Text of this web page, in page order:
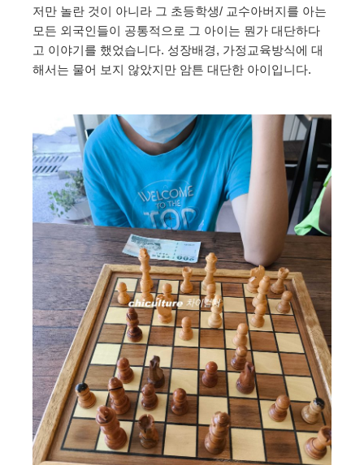
저만 놀란 것이 아니라 그 초등학생/ 교수아버지를 아는
모든 외국인들이 공통적으로 그 아이는 뭔가 대단하다
고 이야기를 했었습니다. 성장배경, 가정교육방식에 대
해서는 물어 보지 않았지만 암튼 대단한 아이입니다.